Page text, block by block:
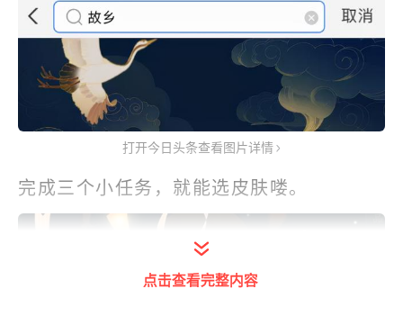
打开今日头条查看图片详情
完成三个小任务，就能选皮肤喽。
点击查看完整内容